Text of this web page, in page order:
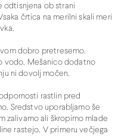
odtisnjena ob strani
črtica na merilni skali meri
dobro pretresemo.
vodo. Mešanico dodatno
ni dovolj močen.
rastlin pred
Sredstvo uporabljamo še
zalivamo ali škropimo mlade
rastejo. V primeru večjega